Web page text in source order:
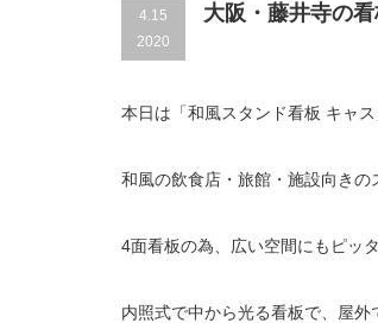
4.15
2020
大阪・藤井寺の
本日は「和風スタンド看板 キャ
和風の飲食店・旅館・施設向きの
4面看板の為、広い空間にもピッタ
内照式で中から光る看板で、屋外